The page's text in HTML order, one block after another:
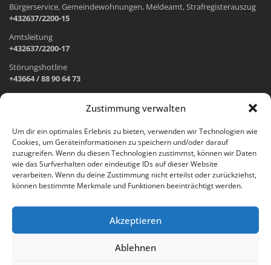
Zustimmung verwalten
Um dir ein optimales Erlebnis zu bieten, verwenden wir Technologien wie
Cookies, um Geräteinformationen zu speichern und/oder darauf
zuzugreifen. Wenn du diesen Technologien zustimmst, können wir Daten
wie das Surfverhalten oder eindeutige IDs auf dieser Website
verarbeiten. Wenn du deine Zustimmung nicht erteilst oder zurückziehst,
können bestimmte Merkmale und Funktionen beeinträchtigt werden.
Akzeptieren
Ablehnen
Bürgerservice, Gemeindewohnungen, Meldeamt, Strafregisterauszug
+432637/2200-15
Amtsleitung
+432637/2200-17
Störungshotline
+43664 / 88 90 64 73
Wr. Neustädter Straße 1
2733 Grünbach am Schneeberg
Öffnungszeiten Gemeindeamt:
Montag: 8.00 – 12.00 Uhr und 14.00 – 18.00 Uhr
Freitag: 8.00 – 12.00 Uhr
Email: